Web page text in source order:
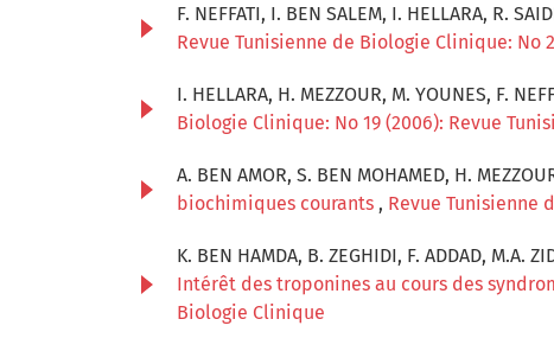
F. NEFFATI, I. BEN SALEM, I. HELLARA, R.
Revue Tunisienne de Biologie Clinique: No
I. HELLARA, H. MEZZOUR, M. YOUNES, F.
Biologie Clinique: No 19 (2006): Revue
A. BEN AMOR, S. BEN MOHAMED, H.
biochimiques courants , Revue Tunisienne
K. BEN HAMDA, B. ZEGHIDI, F. ADDAD, M.A.
Intérêt des troponines au cours des
Biologie Clinique